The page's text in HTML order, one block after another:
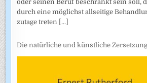
oder seinen Beruf beschränkt sein soll,
durch eine möglichst allseitige
zutage treten [...]
Die natürliche und künstliche